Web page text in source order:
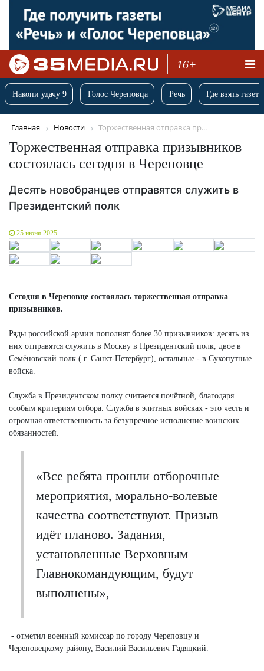
16+
Накопи удачу 9 Голос Череповца Речь Где взять
Главная Новости Торжественная отправка пр...
Торжественная отправка призывников
состоялась сегодня в Череповце
Десять новобранцев отправятся служить в
Президентский полк
25 июня 2025
Сегодня в Череповце состоялась торжественная отправка
призывников.
Ряды российской армии пополнят более 30 призывников: десять из
них отправятся служить в Москву в Президентский полк, двое в
Семёновский полк ( г. Санкт-Петербург), остальные - в Сухопутные
войска.
Служба в Президентском полку считается почётной, благодаря
особым критериям отбора. Служба в элитных войсках - это честь и
огромная ответственность за безупречное исполнение воинских
обязанностей.
«Все ребята прошли отборочные
мероприятия, морально-волевые
качества соответствуют. Призыв
идёт планово. Задания,
установленные Верховным
Главнокомандующим, будут
выполнены»,
- отметил военный комиссар по городу Череповцу и
Череповецкому району, Василий Васильевич Гадяцкий.